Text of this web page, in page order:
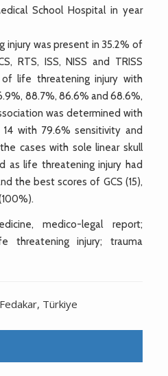
School Hospital in year
injury was present in 35.2% of
RTS, ISS, NISS and TRISS
life threatening injury with
88.7%, 86.6% and 68.6%,
was determined with
with 79.6% sensitivity and
cases with sole linear skull
as life threatening injury had
the best scores of GCS (15),
medico-legal report;
threatening injury; trauma
Türkiye